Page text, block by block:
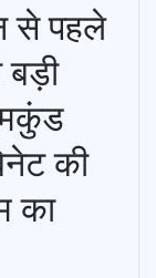
से पहले
बड़ी
की
का